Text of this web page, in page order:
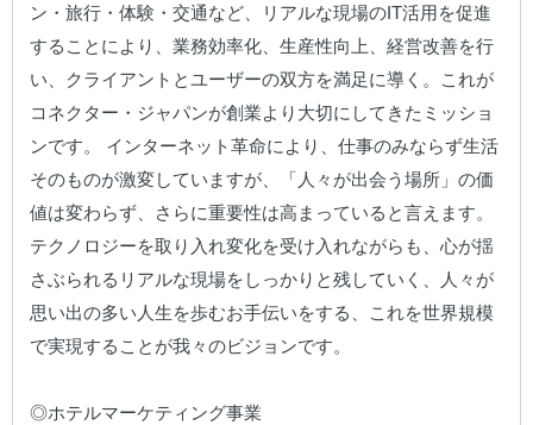
ン・旅行・体験・交通など、リアルな現場のIT活用を促進
することにより、業務効率化、生産性向上、経営改善を行
い、クライアントとユーザーの双方を満足に導く。これが
コネクター・ジャパンが創業より大切にしてきたミッショ
ンです。 インターネット革命により、仕事のみならず生活
そのものが激変していますが、「人々が出会う場所」の価
値は変わらず、さらに重要性は高まっていると言えます。
テクノロジーを取り入れ変化を受け入れながらも、心が揺
さぶられるリアルな現場をしっかりと残していく、人々が
思い出の多い人生を歩むお手伝いをする、これを世界規模
で実現することが我々のビジョンです。
◎ホテルマーケティング事業